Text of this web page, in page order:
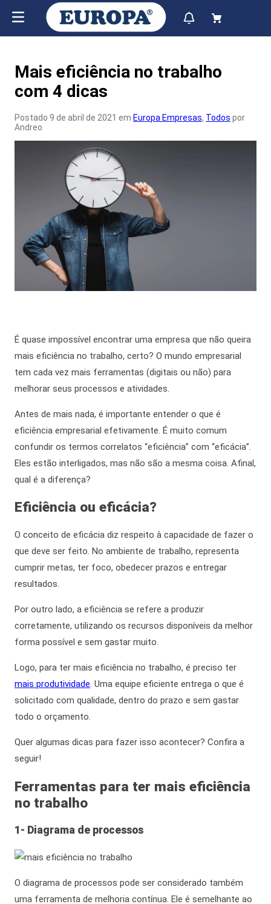
Mais eficiência no trabalho
com 4 dicas
Postado 9 de abril de 2021 em Europa Empresas, Todos por
Andreo
É quase impossível encontrar uma empresa que não queira
mais eficiência no trabalho, certo? O mundo empresarial
tem cada vez mais ferramentas (digitais ou não) para
melhorar seus processos e atividades.
Antes de mais nada, é importante entender o que é
eficiência empresarial efetivamente. É muito comum
confundir os termos correlatos “eficiência” com “eficácia”.
Eles estão interligados, mas não são a mesma coisa. Afinal,
qual é a diferença?
Eficiência ou eficácia?
O conceito de eficácia diz respeito à capacidade de fazer o
que deve ser feito. No ambiente de trabalho, representa
cumprir metas, ter foco, obedecer prazos e entregar
resultados.
Por outro lado, a eficiência se refere a produzir
corretamente, utilizando os recursos disponíveis da melhor
forma possível e sem gastar muito.
Logo, para ter mais eficiência no trabalho, é preciso ter
mais produtividade. Uma equipe eficiente entrega o que é
solicitado com qualidade, dentro do prazo e sem gastar
todo o orçamento.
Quer algumas dicas para fazer isso acontecer? Confira a
seguir!
Ferramentas para ter mais eficiência
no trabalho
1- Diagrama de processos
O diagrama de processos pode ser considerado também
uma ferramenta de melhoria contínua. Ele é semelhante ao